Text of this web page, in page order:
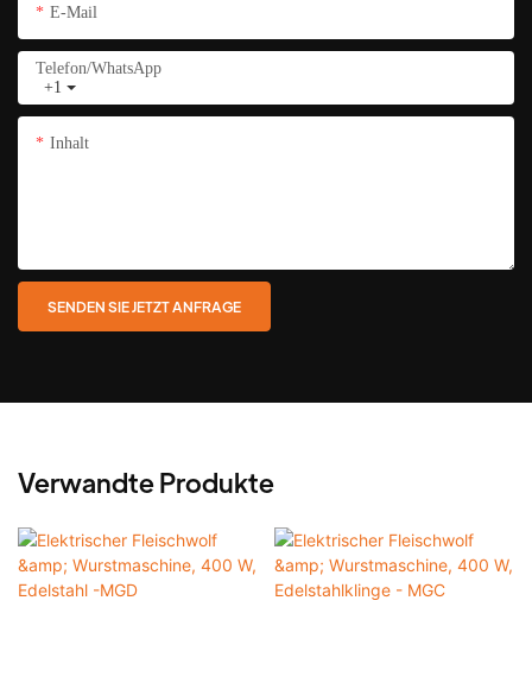
E-Mail
+1
Telefon/WhatsApp
Inhalt
SENDEN SIE JETZT ANFRAGE
Verwandte Produkte